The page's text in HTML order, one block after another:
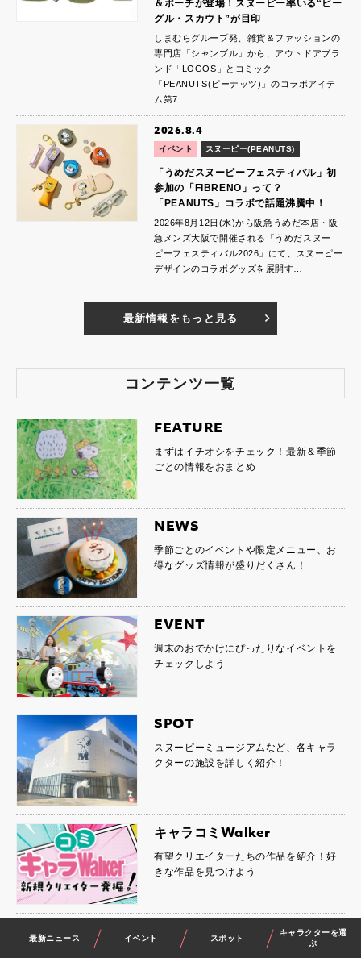
最新ニュース イベント スポット
キャラクターを選
ぶ
＆ポーチが登場！スヌーピー率いる“ビー
グル・スカウト”が目印
しまむらグループ発、雑貨＆ファッションの
専門店「シャンブル」から、アウトドアブラ
ンド「LOGOS」とコミック
「PEANUTS(ピーナッツ)」のコラボアイテ
ム第7…
2026.8.4
イベント スヌーピー(PEANUTS)
「うめだスヌーピーフェスティバル」初
参加の「FIBRENO」って？
「PEANUTS」コラボで話題沸騰中！
2026年8月12日(水)から阪急うめだ本店・阪
急メンズ大阪で開催される「うめだスヌー
ピーフェスティバル2026」にて、スヌーピー
デザインのコラボグッズを展開す…
最新情報をもっと見る
コンテンツ一覧
FEATURE
まずはイチオシをチェック！最新＆季節
ごとの情報をおまとめ
NEWS
季節ごとのイベントや限定メニュー、お
得なグッズ情報が盛りだくさん！
EVENT
週末のおでかけにぴったりなイベントを
チェックしよう
SPOT
スヌーピーミュージアムなど、各キャラ
クターの施設を詳しく紹介！
キャラコミWalker
有望クリエイターたちの作品を紹介！好
きな作品を見つけよう